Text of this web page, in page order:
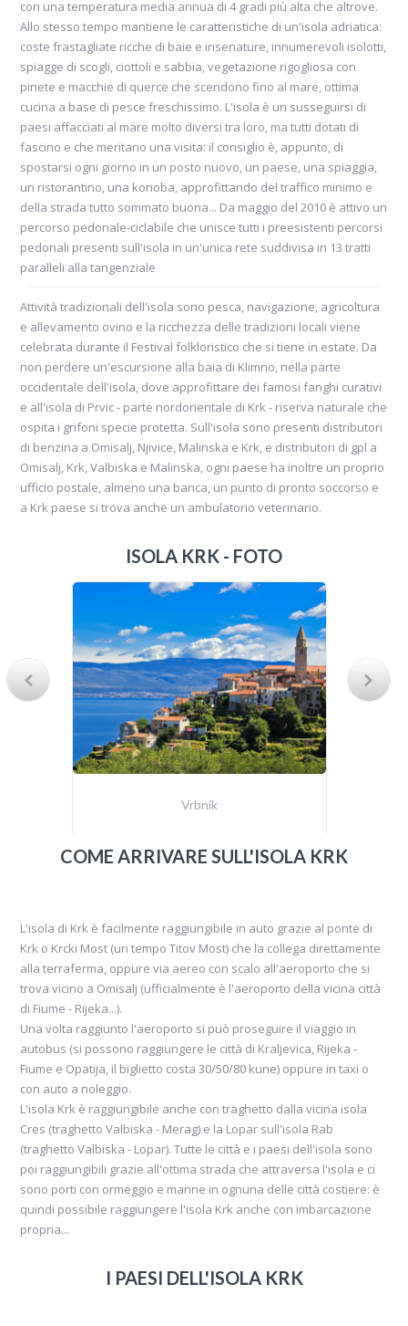
con una temperatura media annua di 4 gradi più alta che altrove.
Allo stesso tempo mantiene le caratteristiche di un'isola adriatica:
coste frastagliate ricche di baie e insenature, innumerevoli isolotti,
spiagge di scogli, ciottoli e sabbia, vegetazione rigogliosa con
pinete e macchie di querce che scendono fino al mare, ottima
cucina a base di pesce freschissimo. L'isola è un susseguirsi di
paesi affacciati al mare molto diversi tra loro, ma tutti dotati di
fascino e che meritano una visita: il consiglio è, appunto, di
spostarsi ogni giorno in un posto nuovo, un paese, una spiaggia,
un ristorantino, una konoba, approfittando del traffico minimo e
della strada tutto sommato buona... Da maggio del 2010 è attivo un
percorso pedonale-ciclabile che unisce tutti i preesistenti percorsi
pedonali presenti sull'isola in un'unica rete suddivisa in 13 tratti
paralleli alla tangenziale
Attività tradizionali dell'isola sono pesca, navigazione, agricoltura
e allevamento ovino e la ricchezza delle tradizioni locali viene
celebrata durante il Festival folkloristico che si tiene in estate. Da
non perdere un'escursione alla baia di Klimno, nella parte
occidentale dell'isola, dove approfittare dei famosi fanghi curativi
e all'isola di Prvic - parte nordorientale di Krk - riserva naturale che
ospita i grifoni specie protetta. Sull'isola sono presenti distributori
di benzina a Omisalj, Njivice, Malinska e Krk, e distributori di gpl a
Omisalj, Krk, Valbiska e Malinska, ogni paese ha inoltre un proprio
ufficio postale, almeno una banca, un punto di pronto soccorso e
a Krk paese si trova anche un ambulatorio veterinario.
ISOLA KRK - FOTO
Vrbnik
COME ARRIVARE SULL'ISOLA KRK
L'isola di Krk è facilmente raggiungibile in auto grazie al ponte di
Krk o Krcki Most (un tempo Titov Most) che la collega direttamente
alla terraferma, oppure via aereo con scalo all'aeroporto che si
trova vicino a Omisalj (ufficialmente è l'aeroporto della vicina città
di Fiume - Rijeka...).
Una volta raggiunto l'aeroporto si può proseguire il viaggio in
autobus (si possono raggiungere le città di Kraljevica, Rijeka -
Fiume e Opatija, il biglietto costa 30/50/80 kune) oppure in taxi o
con auto a noleggio.
L'isola Krk è raggiungibile anche con traghetto dalla vicina isola
Cres (traghetto Valbiska - Merag) e la Lopar sull'isola Rab
(traghetto Valbiska - Lopar). Tutte le città e i paesi dell'isola sono
poi raggiungibili grazie all'ottima strada che attraversa l'isola e ci
sono porti con ormeggio e marine in ognuna delle città costiere: è
quindi possibile raggiungere l'isola Krk anche con imbarcazione
propria...
I PAESI DELL'ISOLA KRK